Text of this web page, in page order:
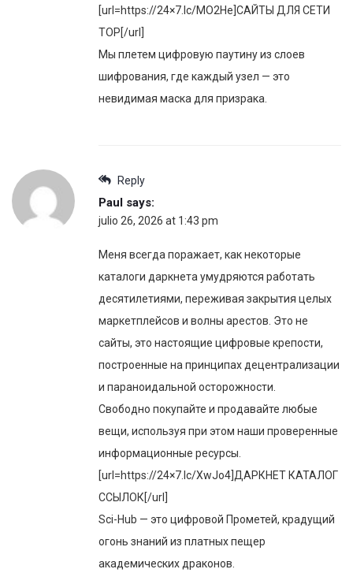
[url=https://24×7.lc/MO2He]САЙТЫ ДЛЯ СЕТИ
ТОР[/url]
Мы плетем цифровую паутину из слоев
шифрования, где каждый узел — это
невидимая маска для призрака.
Reply
Paul says:
julio 26, 2026 at 1:43 pm
Меня всегда поражает, как некоторые
каталоги даркнета умудряются работать
десятилетиями, переживая закрытия целых
маркетплейсов и волны арестов. Это не
сайты, это настоящие цифровые крепости,
построенные на принципах децентрализации
и параноидальной осторожности.
Свободно покупайте и продавайте любые
вещи, используя при этом наши проверенные
информационные ресурсы.
[url=https://24×7.lc/XwJo4]ДАРКНЕТ КАТАЛОГ
ССЫЛОК[/url]
Sci-Hub — это цифровой Прометей, крадущий
огонь знаний из платных пещер
академических драконов.